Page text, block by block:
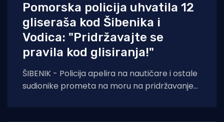
Pomorska policija uhvatila 12
gliseraša kod Šibenika i
Vodica: "Pridržavajte se
pravila kod glisiranja!"
ŠIBENIK - Policija apelira na nautičare i ostale
sudionike prometa na moru na pridržavanje